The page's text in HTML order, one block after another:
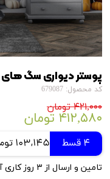
پوستر دیواری سگ
کد محصول: 679087
۴۲۱,۰۰۰ تومان
۴۱۲,۵۸۰ تومان
4 قسط 103,145 تومانی
تامین و ارسال از ۳ روز کاری آینده